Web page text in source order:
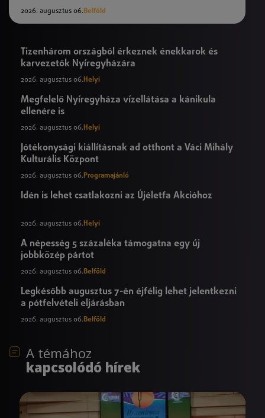
2026. augusztus 06.Belföld
Tizenhárom országból érkeznek énekkarok és
karvezetők Nyíregyházára
2026. augusztus 06. Helyi
Megfelelő Nyíregyháza vízellátása a kánikula
ellenére is
2026. augusztus 06. Helyi
Jótékonysági kiállításnak ad otthont a Váci Mihály
Kulturális Központ
2026. augusztus 06. Programajánló
Idén is lehet csatlakozni az Újéletfa Akcióhoz
2026. augusztus 06. Helyi
A népesség 5 százaléka támogatna egy új
jobbközép pártot
2026. augusztus 06.Belföld
Legkésőbb augusztus 7-én éjfélig lehet jelentkezni
a pótfelvételi eljárásban
2026. augusztus 06.Belföld
A témához
kapcsolódó hírek